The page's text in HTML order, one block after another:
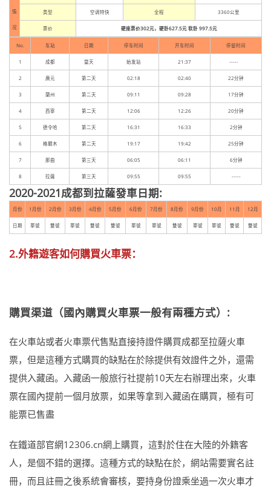
情
况
类型 空调特快 全程 3360公里
票价 硬座票价302元，硬卧627.5元 软卧 997.5元
No. 车站 日期 停车时间 开车时间 停留时间
1 成都 當天 始发站 21:37 -----
2 廣元 第二天 02:18 02:40 22分钟
3 蘭州 第二天 09:11 09:28 17分钟
4 西寧 第二天 12:06 12:26 20分钟
5 德令哈 第二天 16:31 16:33 2分钟
6 格爾木 第二天 19:17 19:42 25分钟
7 那曲 第三天 06:05 06:11 6分钟
8 拉薩 第三天 09:55 09:55 -----
2020-2021成都到拉薩發車日期:
月份 1月份 2月份 3月份 4月份 5月份 6月份 7月份 8月份 9月份 10月 11月 12月
日期 單號 雙號 單號 雙號 雙號 單號 單號 雙號 單號 單號 雙號 雙號
2.外籍遊客如何購買火車票：
購買渠道（國內購買火車票一般有兩種方式）:
在火車站或者火車票代售點直接持證件購買成都至拉薩火車
票，但是這種方式購買的缺點在於除提供有效證件之外，還需
提供入藏函。入藏函一般旅行社提前10天左右辦理出來，火車
票在國內提前一個月放票，如果等拿到入藏函在購買，極有可
能票已售盡
在鐵道部官網12306.cn網上購買，這對於住在大陸的外籍客
人，是個不錯的選擇。這種方式的缺點在於，網站需要實名註
冊，而且註冊之後系統會審核，要持身份證乘坐過一次火車才